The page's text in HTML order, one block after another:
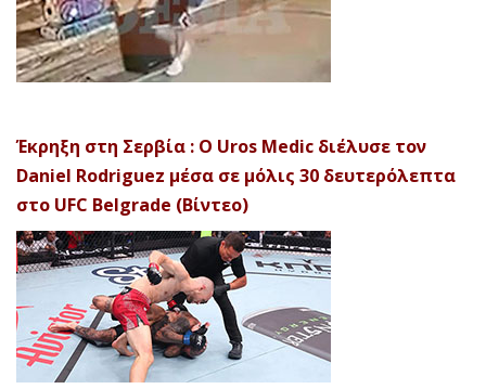
Έκρηξη στη Σερβία : Ο Uros Medic διέλυσε τον
Daniel Rodriguez μέσα σε μόλις 30 δευτερόλεπτα
στο UFC Belgrade (Βίντεο)